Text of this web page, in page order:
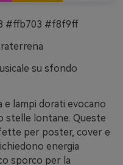
#ffb703 #f8f9ff
su sfondo
lampi dorati evocano
stelle lontane. Queste
per poster, cover e
energia
sporco per la